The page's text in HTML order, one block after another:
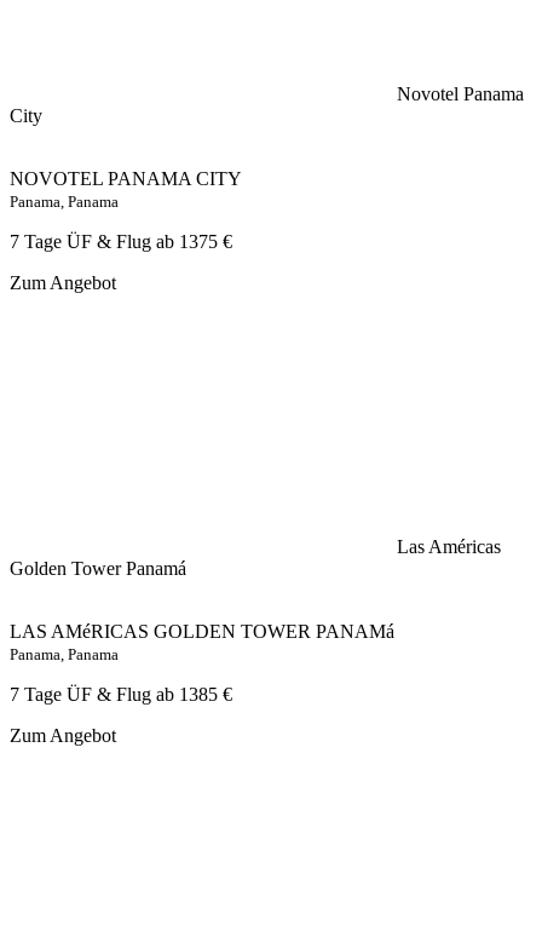
Novotel Panama
City
NOVOTEL PANAMA CITY
Panama, Panama
7 Tage ÜF & Flug ab 1375 €
Zum Angebot
Las Américas
Golden Tower Panamá
LAS AMéRICAS GOLDEN TOWER PANAMá
Panama, Panama
7 Tage ÜF & Flug ab 1385 €
Zum Angebot